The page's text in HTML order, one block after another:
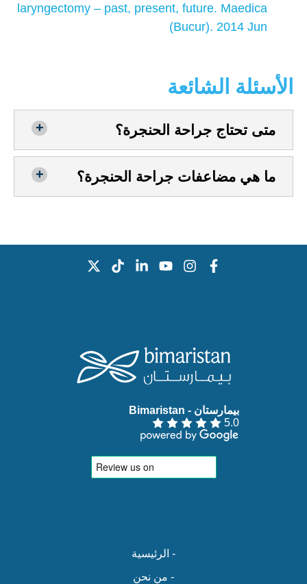
laryngectomy – past, present, future. Maedica
(Bucur). 2014 Jun
الأسئلة الشائعة
متى تحتاج جراحة الحنجرة؟
ما هي مضاعفات جراحة الحنجرة؟
بيمارستان - Bimaristan‏
5.0
- الرئيسية
- من نحن